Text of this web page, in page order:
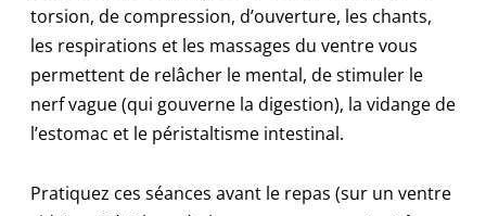
torsion, de compression, d’ouverture, les chants,
les respirations et les massages du ventre vous
permettent de relâcher le mental, de stimuler le
nerf vague (qui gouverne la digestion), la vidange de
l’estomac et le péristaltisme intestinal.
Pratiquez ces séances avant le repas (sur un ventre